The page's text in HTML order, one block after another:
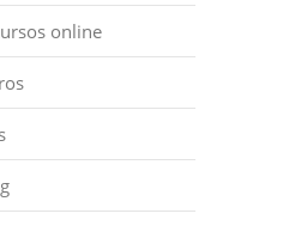
online